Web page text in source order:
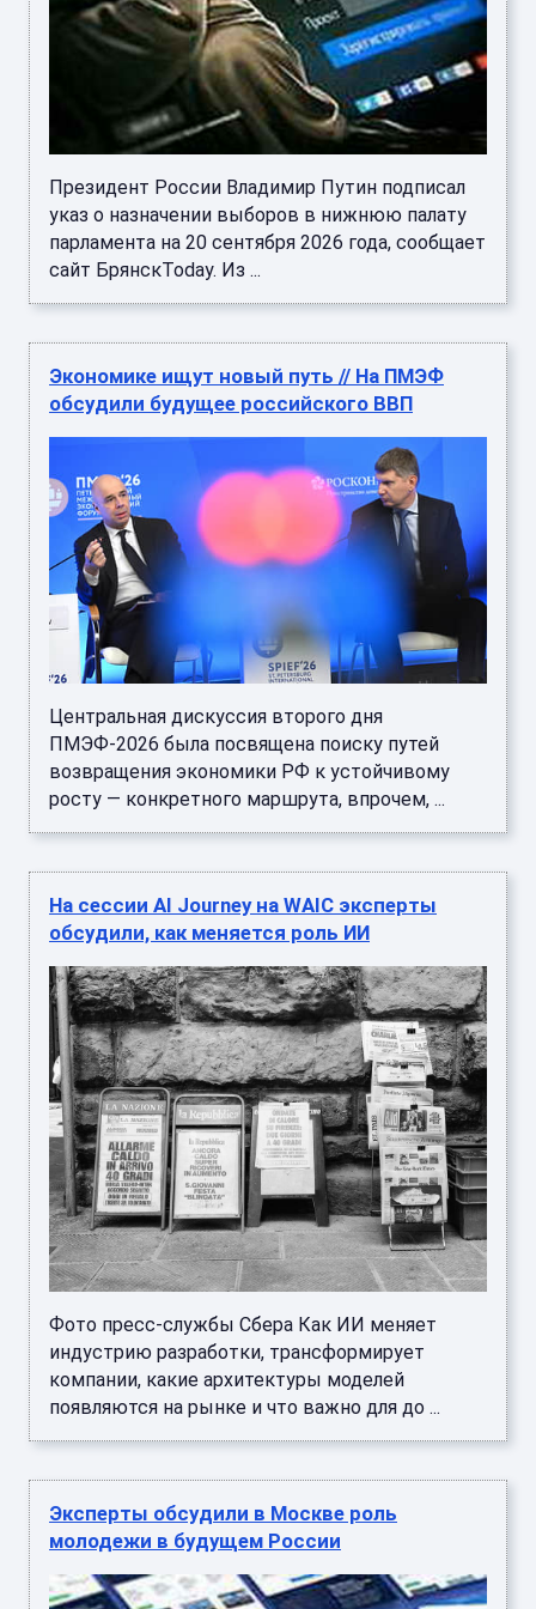
Президент России Владимир Путин подписал
указ о назначении выборов в нижнюю палату
парламента на 20 сентября 2026 года, сообщает
сайт БрянскToday. Из ...
Экономике ищут новый путь // На ПМЭФ
обсудили будущее российского ВВП
Центральная дискуссия второго дня
ПМЭФ-2026 была посвящена поиску путей
возвращения экономики РФ к устойчивому
росту — конкретного маршрута, впрочем, ...
На сессии AI Journey на WAIC эксперты
обсудили, как меняется роль ИИ
Фото пресс-службы Сбера Как ИИ меняет
индустрию разработки, трансформирует
компании, какие архитектуры моделей
появляются на рынке и что важно для до ...
Эксперты обсудили в Москве роль
молодежи в будущем России